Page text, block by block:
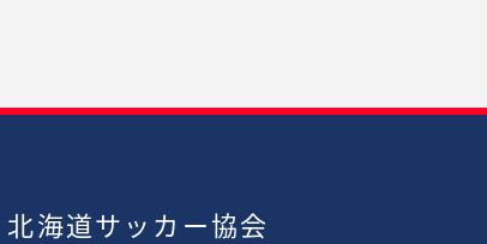
海道サッカー協会